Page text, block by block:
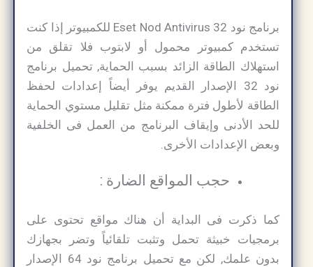
برنامج نود 32 Eset Nod Antivirus للكمبيوتر إذا كنت
تستخدم كمبيوتر محمول أو لابتوب فلا تقلق من
استهلاك الطاقة الزائد بسبب الحماية, تحميل برنامج
نود 32 الإصدار القديم يوفر أيضاً إعدادات لحفظ
الطاقة لأطول فترة ممكنة مثل تقليل مستوي الحماية
للحد الأدنى وإيقاف البرنامج من العمل فى الخلفية
وبعض الإعدادات الأخرى.
حجب المواقع الضارة :
كما ذكرت فى البداية أن هناك مواقع تحتوى على
برمجيات خبيثة تحمل وتثبت تلقائياً وتضر بجهازك
بدون علمك, لكن مع تحميل برنامج نود 64 الإصدار